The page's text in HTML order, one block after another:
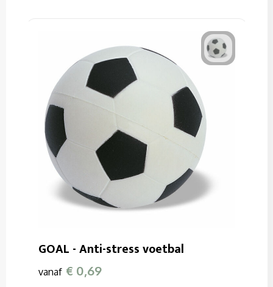
GOAL - Anti-stress voetbal
vanaf € 0,69